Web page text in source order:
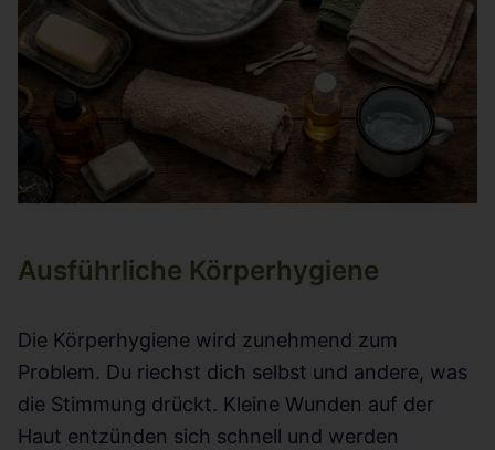
Ausführliche Körperhygiene
Die Körperhygiene wird zunehmend zum
Problem. Du riechst dich selbst und andere, was
die Stimmung drückt. Kleine Wunden auf der
Haut entzünden sich schnell und werden